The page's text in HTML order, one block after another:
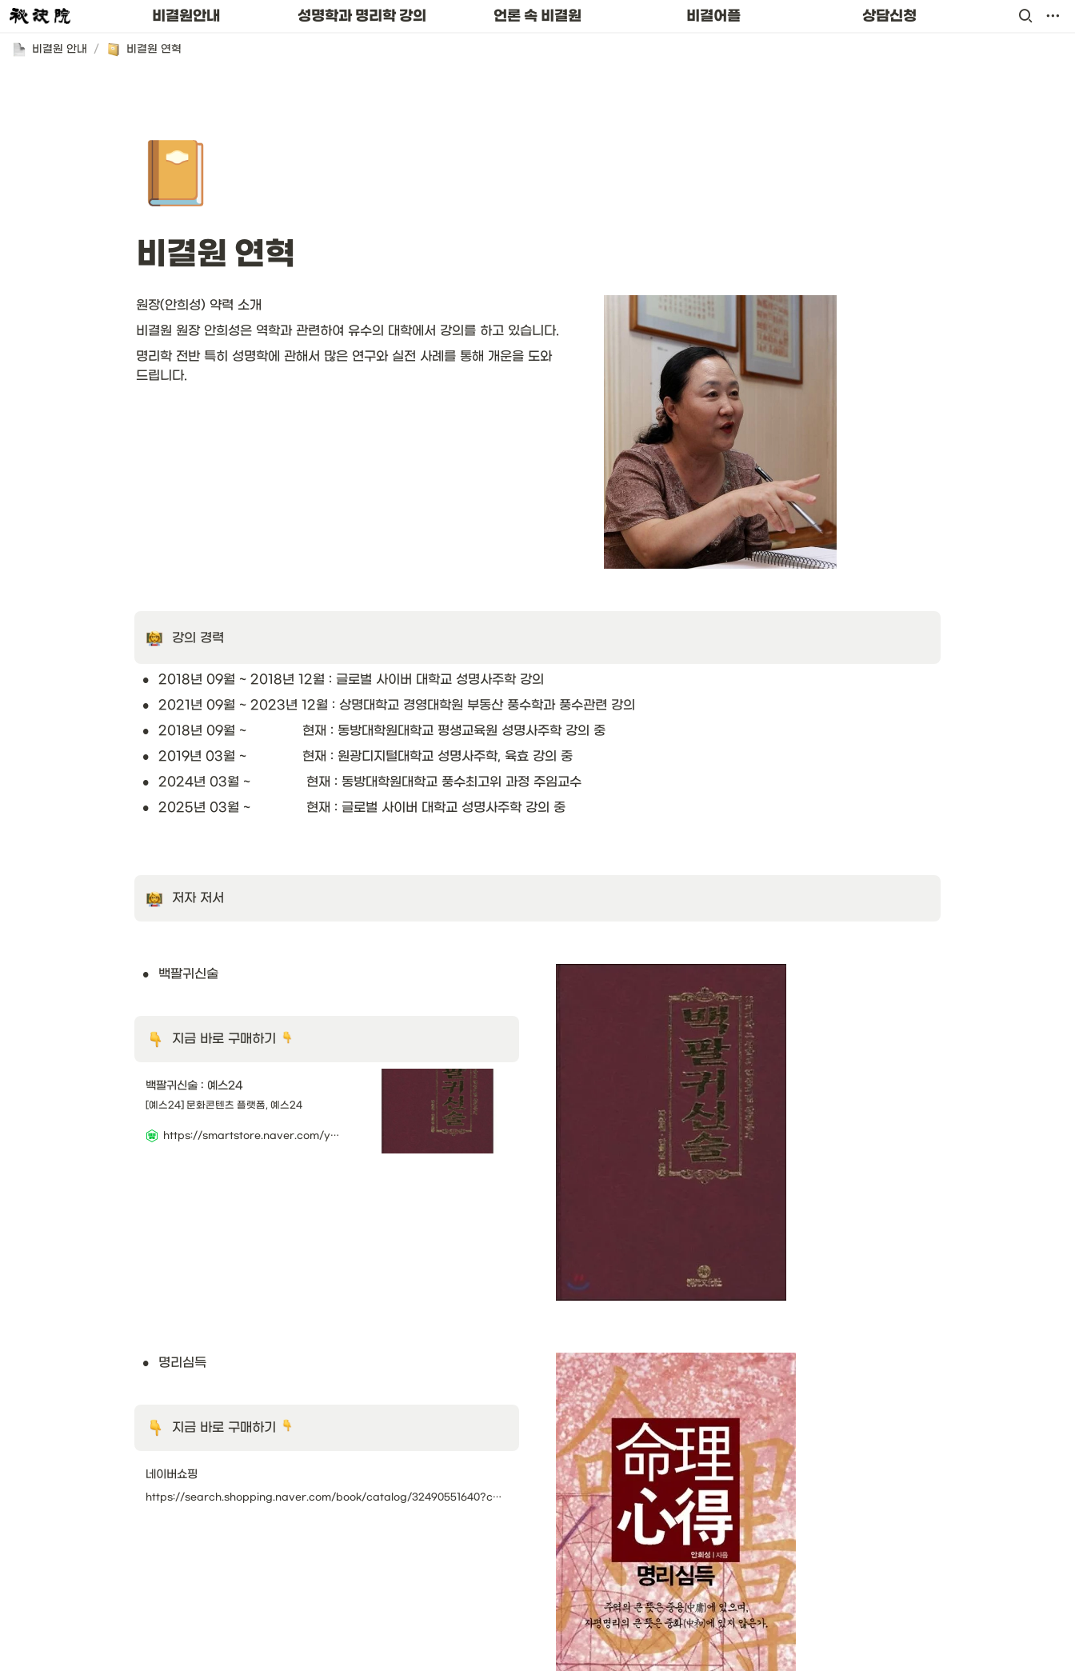
비결원안내 성명학과 명리학 강의 언론 속 비결원 비결어플 상담신청
비결원 안내 / 비결원 연혁
비결원 공지사항
📔
비결원 연혁
원장(안희성) 약력 소개
비결원 원장 안희성은 역학과 관련하여 유수의 대학에서 강의를 하고 있습니다.
명리학 전반 특히 성명학에 관해서 많은 연구와 실전 사례를 통해 개운을 도와
드립니다.
강의 경력
• 2018년 09월 ~ 2018년 12월 : 글로벌 사이버 대학교 성명사주학 강의
• 2021년 09월 ~ 2023년 12월 : 상명대학교 경영대학원 부동산 풍수학과 풍수관련 강의
• 2018년 09월 ~              현재 : 동방대학원대학교 평생교육원 성명사주학 강의 중
• 2019년 03월 ~              현재 : 원광디지털대학교 성명사주학, 육효 강의 중
• 2024년 03월 ~              현재 : 동방대학원대학교 풍수최고위 과정 주임교수
• 2025년 03월 ~              현재 : 글로벌 사이버 대학교 성명사주학 강의 중
저자 저서
• 백팔귀신술
지금 바로 구매하기
백팔귀신술 : 예스24
[예스24] 문화콘텐츠 플랫폼, 예스24
https://smartstore.naver.com/yes24book/products/9001495930?NaPm=ct=lq96avy8|ci=f06e459cb33414271f2c5291fd73fc53d31c18f5|tr=boknx|sn=3145439|hk=17c3916ee02f4a18cf88c7f8f371718b7fbeb7de
• 명리심득
지금 바로 구매하기
네이버쇼핑
https://search.shopping.naver.com/book/catalog/32490551640?cat_id=50005643&frm=PBOKPRO&query=안희성+명리심득&NaPm=ct=lq96dp14|ci=7d8273a2a3b8b327b8f9197dbdf83151778d6d4d|tr=boknx|sn=95694|hk=81a5fdbcab38a53c1bcc689a430b815ec732534e